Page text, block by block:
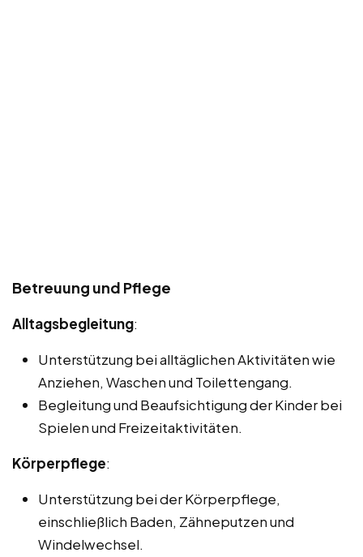
Betreuung und Pflege
Alltagsbegleitung:
Unterstützung bei alltäglichen Aktivitäten wie
Anziehen, Waschen und Toilettengang.
Begleitung und Beaufsichtigung der Kinder bei
Spielen und Freizeitaktivitäten.
Körperpflege:
Unterstützung bei der Körperpflege,
einschließlich Baden, Zähneputzen und
Windelwechsel.